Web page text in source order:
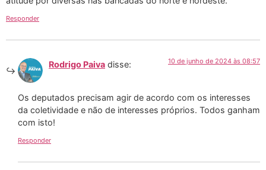
Responder
Rodrigo Paiva disse: 10 de junho de 2024 às 08:57
Os deputados precisam agir de acordo com os interesses
da coletividade e não de interesses próprios. Todos ganham
com isto!
Responder